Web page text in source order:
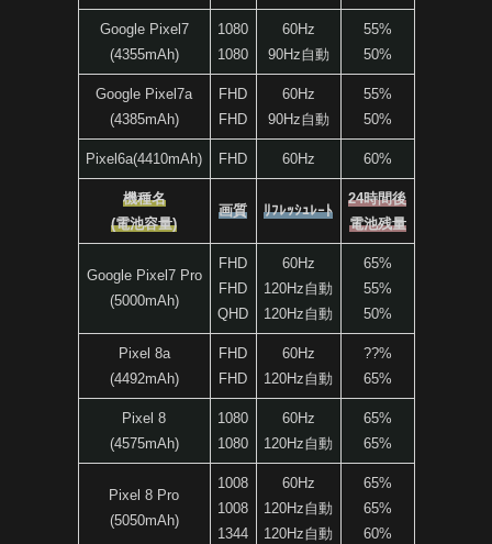
Google Pixel7
(4355mAh)
1080
1080
60Hz
90Hz自動
55%
50%
Google Pixel7a
(4385mAh)
FHD
FHD
60Hz
90Hz自動
55%
50%
Pixel6a(4410mAh) FHD 60Hz 60%
機種名
(電池容量)
画質 ﾘﾌﾚｯｼｭﾚｰﾄ
24時間後
電池残量
Google Pixel7 Pro
(5000mAh)
FHD
FHD
QHD
60Hz
120Hz自動
120Hz自動
65%
55%
50%
Pixel 8a
(4492mAh)
FHD
FHD
60Hz
120Hz自動
??%
65%
Pixel 8
(4575mAh)
1080
1080
60Hz
120Hz自動
65%
65%
Pixel 8 Pro
(5050mAh)
1008
1008
1344
60Hz
120Hz自動
120Hz自動
65%
65%
60%